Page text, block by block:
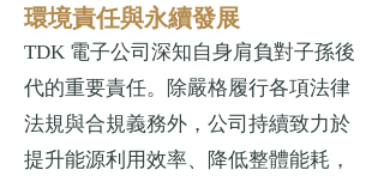
環境責任與永續發展
TDK 電子公司深知自身肩負對子孫後
代的重要責任。除嚴格履行各項法律
法規與合規義務外，公司持續致力於
提升能源利用效率、降低整體能耗，